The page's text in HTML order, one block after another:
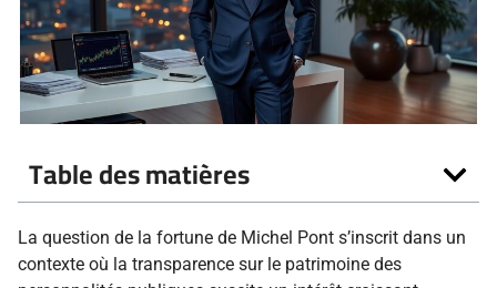
Table des matières
La question de la fortune de Michel Pont s’inscrit dans un
contexte où la transparence sur le patrimoine des